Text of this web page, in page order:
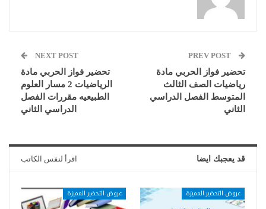
تحضير فواز الحربي مادة
رياضيات الصف الثالث
المتوسط الفصل الدراسي
الثاني
NEXT POST
تحضير فواز الحربي مادة
الرياضيات 2 مسار العلوم
الطبيعيه مقررات الفصل
الدراسي الثاني
قد يعجبك ايضا اقرأ لنفس الكاتب
عروض التحضير المميزة عروض التحضير المميزة